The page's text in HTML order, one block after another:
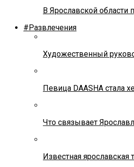
В Ярославской
#Развлечения
Художественный
Певица DAASHA стала
Что связывает
Известная